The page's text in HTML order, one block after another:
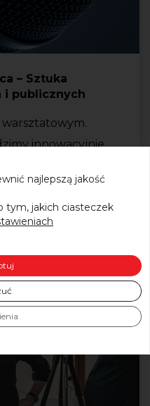
– Sztuka
i publicznych
innowacyjnie
najlepszą jakość
tym, jakich ciasteczek